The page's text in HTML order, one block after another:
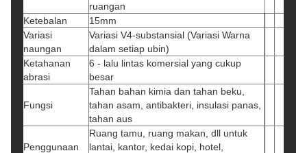
ruangan
Ketebalan
15mm
Variasi
naungan
Variasi V4-substansial (Variasi Warna
dalam setiap ubin)
Ketahanan
abrasi
6 - lalu lintas komersial yang cukup
besar
Fungsi
Tahan bahan kimia dan tahan beku,
tahan asam, antibakteri, insulasi panas,
tahan aus
Penggunaan
Ruang tamu, ruang makan, dll untuk
lantai, kantor, kedai kopi, hotel,